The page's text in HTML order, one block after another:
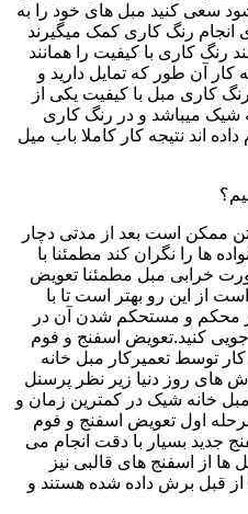
سعی کنید مبل های خود را به
انجام رنگ کاری کمک میگیرند
رنگ کاری با کیفیت را همانند
کار آن طور که تمایل دارید و
کاری مبل با کیفیت یکی از
میباشد و در رنگ کاری
اند نتیجه کار کاملا باب میل
ممکن است بعد از مدتی دچار
ها را نگران کند مطمئنا با
خرابی مبل مطمئنا تعویض
از این رو بهتر است تا با
محکم و مستحکم شدن آن در
کنید.تعویض اسفنج و فوم
توسط تعمیرکار مبل خانه
های روز دنیا زیر نظر پرسنل
خانه شیک در کمترین زمان و
اول تعویض اسفنج و فوم
بسیار با دقت انجام می
از اسفنج های قالبی نیز
از قبل برش داده شده هستند و